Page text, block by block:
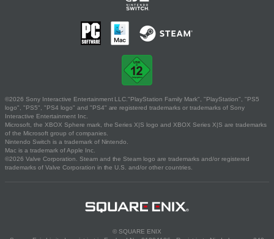
©2026 Sony Interactive Entertainment LLC."PlayStation Family Mark", "PlayStation", "PS5
logo", "PS5", "PS4 logo" and "PS4" are registered trademarks or trademarks of Sony
Interactive Entertainment Inc.
Microsoft, the XBOX Sphere mark, the Series X|S logo and XBOX Series X|S are trademarks
of the Microsoft group of companies.
Nintendo Switch is a trademark of Nintendo.
Mac is a trademark of Apple Inc.
©2026 Valve Corporation. Steam and the Steam logo are trademarks and/or registered
trademarks of Valve Corporation in the U.S. and/or other countries.
© SQUARE ENIX